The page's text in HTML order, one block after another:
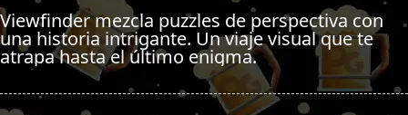
Viewfinder mezcla puzzles de perspectiva con
una historia intrigante. Un viaje visual que te
atrapa hasta el último enigma.